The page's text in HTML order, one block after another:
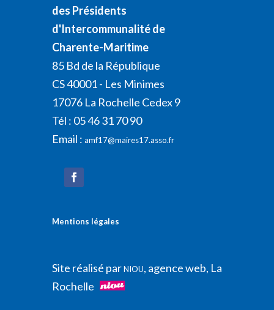
des Présidents
d'Intercommunalité de
Charente-Maritime
85 Bd de la République
CS 40001 - Les Minimes
17076 La Rochelle Cedex 9
Tél : 05 46 31 70 90
Email : amf17@maires17.asso.fr
Mentions légales
Site réalisé parNIOU, agence web, La
Rochelle